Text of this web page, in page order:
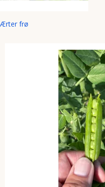
Ærter frø